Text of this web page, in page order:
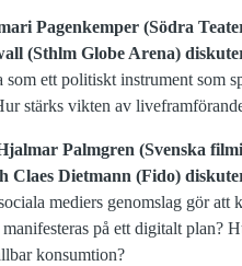
Pagenkemper (Södra
(Sthlm Globe Arena)
ett politiskt instrument som
stärks vikten av
Palmgren (Svenska
Claes Dietmann (Fido)
mediers genomslag gör att
på ett digitalt plan?
konsumtion?